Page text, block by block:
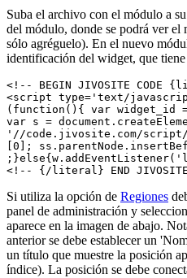
Suba el archivo con el módulo a
del módulo, donde se podrá ver
sólo agréguelo). En el nuevo
identificación del widget, que
<!-- BEGIN JIVOSITE
<script type='text/
(function(){ var widget_id =
var s =
'//code.jivosite.com/script/
[0];
Si utiliza la opción de Regiones
panel de administración y
aparece en la imagen de abajo.
anterior se debe establecer un
un título que muestre la posición
índice). La posición se debe